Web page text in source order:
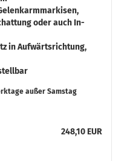
,
oder auch In­
in Auf­wärts­rich­tung,
außer Samstag
248,10 EUR